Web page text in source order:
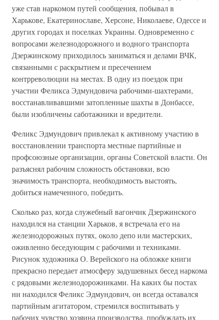
уже став наркомом путей сообщения, побывал в
Харькове, Екатеринославе, Херсоне, Николаеве, Одессе и
других городах и поселках Украины. Одновременно с
вопросами железнодорожного и водного транспорта
Дзержинскому приходилось заниматься и делами ВЧК,
связанными с раскрытием и пресечением
контрреволюции на местах. В одну из поездок при
участии Феликса Эдмундовича рабочими-шахтерами,
восстанавливавшими затопленные шахты в Донбассе,
были изобличены саботажники и вредители.
Феликс Эдмундович привлекал к активному участию в
восстановлении транспорта местные партийные и
профсоюзные организации, органы Советской власти. Он
разъяснял рабочим сложность обстановки, всю
значимость транспорта, необходимость выстоять,
добиться намеченного, победить.
Сколько раз, когда служебный вагончик Дзержинского
находился на станции Харьков, я встречала его на
железнодорожных путях, около депо или мастерских,
оживленно беседующим с рабочими и техниками.
Рисунок художника О. Верейского на обложке книги
прекрасно передает атмосферу задушевных бесед наркома
с рядовыми железнодорожниками. На каких бы постах
ни находился Феликс Эдмундович, он всегда оставался
партийным агитатором, стремился воспитывать у
рабочих чувство хозяина производства, пробуждать их